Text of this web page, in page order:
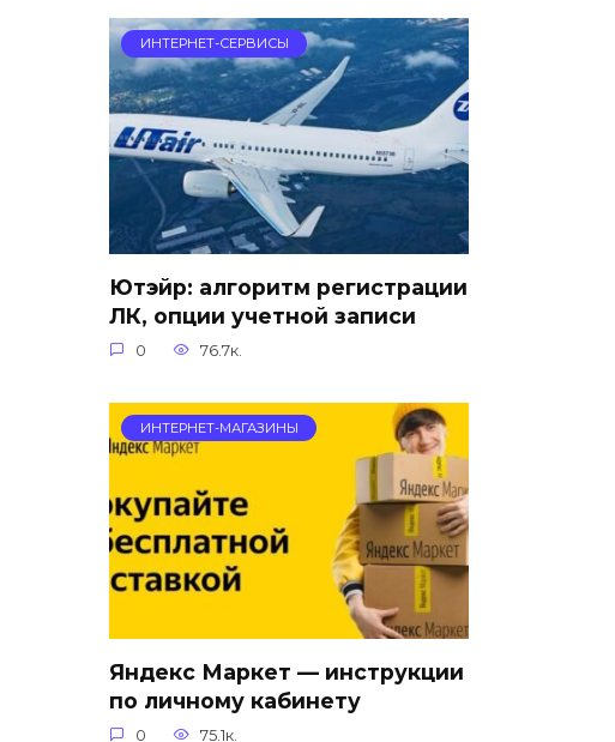
ИНТЕРНЕТ-СЕРВИСЫ
Ютэйр: алгоритм регистрации
ЛК, опции учетной записи
0 76.7к.
ИНТЕРНЕТ-МАГАЗИНЫ
Яндекс Маркет — инструкции
по личному кабинету
0 75.1к.